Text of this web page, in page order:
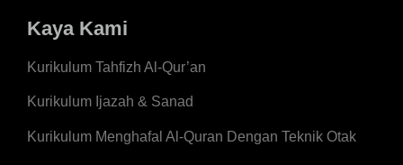
Kaya Kami
Kurikulum Tahfizh Al-Qur’an
Kurikulum Ijazah & Sanad
Kurikulum Menghafal Al-Quran Dengan Teknik Otak